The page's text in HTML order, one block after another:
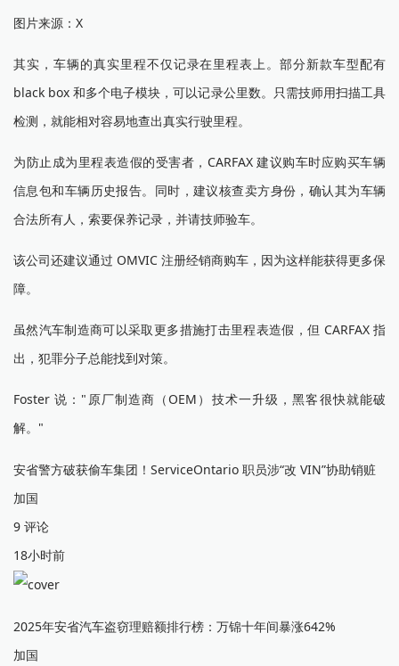
图片来源：X
其实，车辆的真实里程不仅记录在里程表上。部分新款车型配有
black box 和多个电子模块，可以记录公里数。只需技师用扫描工具
检测，就能相对容易地查出真实行驶里程。
为防止成为里程表造假的受害者，CARFAX 建议购车时应购买车辆
信息包和车辆历史报告。同时，建议核查卖方身份，确认其为车辆
合法所有人，索要保养记录，并请技师验车。
该公司还建议通过 OMVIC 注册经销商购车，因为这样能获得更多保
障。
虽然汽车制造商可以采取更多措施打击里程表造假，但 CARFAX 指
出，犯罪分子总能找到对策。
Foster 说："原厂制造商（OEM）技术一升级，黑客很快就能破
解。"
安省警方破获偷车集团！ServiceOntario 职员涉“改 VIN”协助销赃
加国
9 评论
18小时前
2025年安省汽车盗窃理赔额排行榜：万锦十年间暴涨642%
加国